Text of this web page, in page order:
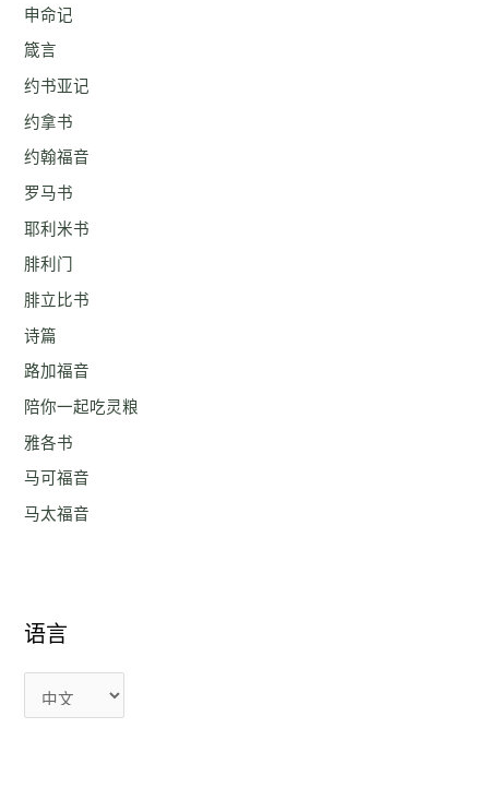
申命记
箴言
约书亚记
约拿书
约翰福音
罗马书
耶利米书
腓利门
腓立比书
诗篇
路加福音
陪你一起吃灵粮
雅各书
马可福音
马太福音
语言